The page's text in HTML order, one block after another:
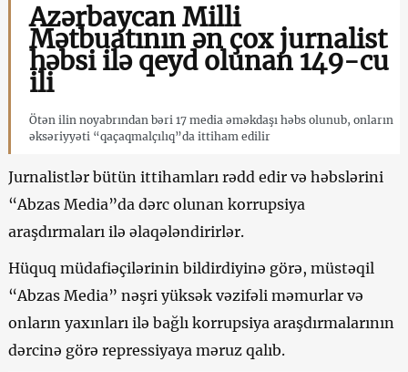
Azərbaycan Milli
Mətbuatının ən çox jurnalist
həbsi ilə qeyd olunan 149-cu
ili
Ötən ilin noyabrından bəri 17 media əməkdaşı həbs olunub, onların
əksəriyyəti “qaçaqmalçılıq”da ittiham edilir
Jurnalistlər bütün ittihamları rədd edir və həbslərini
“Abzas Media”da dərc olunan korrupsiya
araşdırmaları ilə əlaqələndirirlər.
Hüquq müdafiəçilərinin bildirdiyinə görə, müstəqil
“Abzas Media” nəşri yüksək vəzifəli məmurlar və
onların yaxınları ilə bağlı korrupsiya araşdırmalarının
dərcinə görə repressiyaya məruz qalıb.